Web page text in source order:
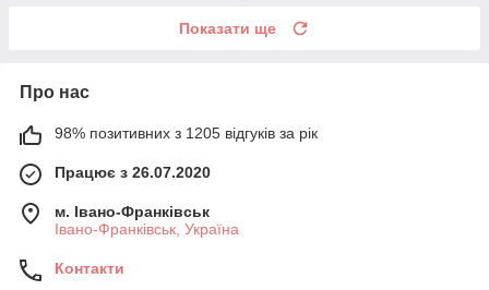
Показати ще
Про нас
98% позитивних з 1205 відгуків за рік
Працює з 26.07.2020
м. Івано-Франківськ
Івано-Франківськ, Україна
Контакти